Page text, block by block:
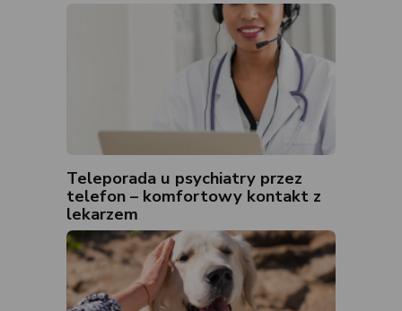
Teleporada u psychiatry przez
telefon – komfortowy kontakt z
lekarzem